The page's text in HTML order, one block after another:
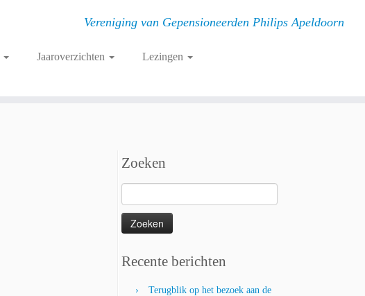
Vereniging van Gepensioneerden Philips Apeldoorn
Jaaroverzichten Lezingen
Zoeken
naar:
Recente berichten
Terugblik op het bezoek aan de